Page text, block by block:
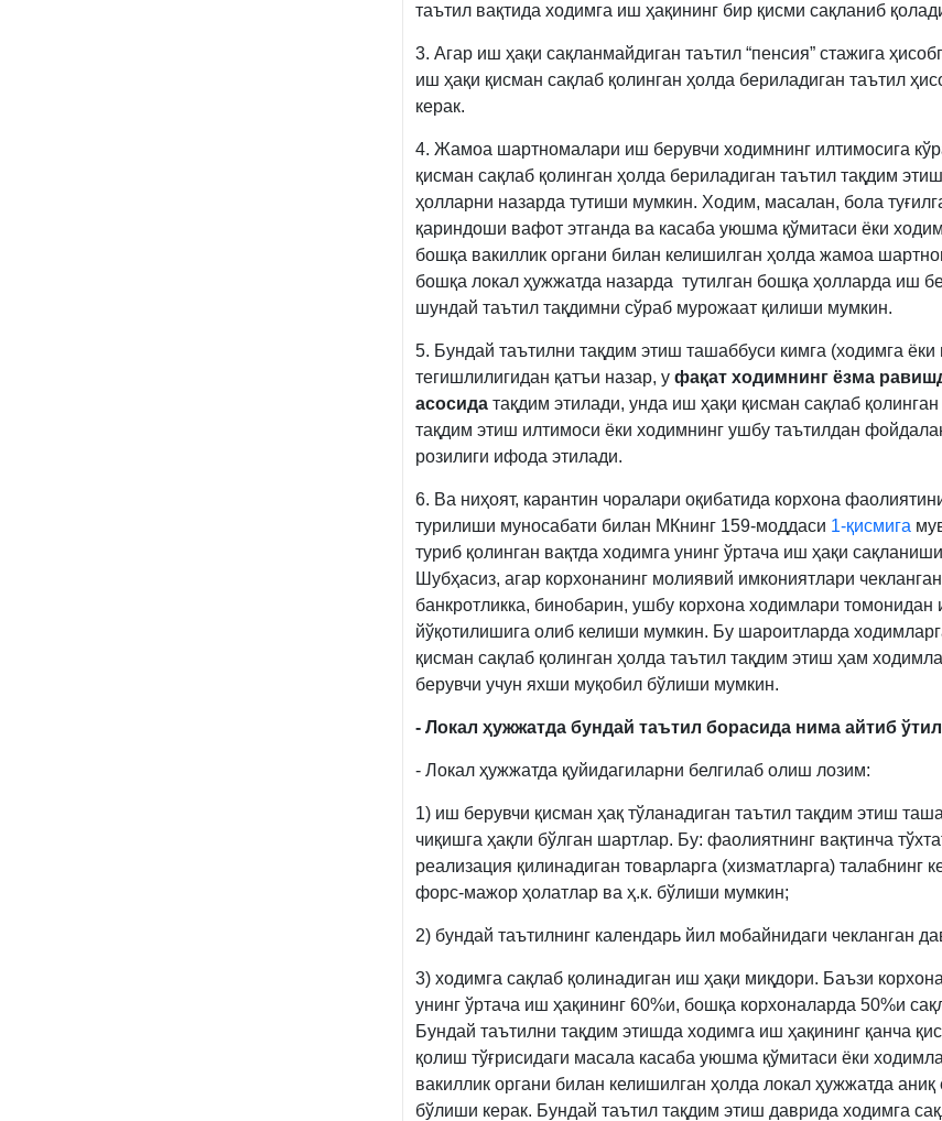
таътил вақтида ходимга иш ҳақининг бир қисми сақланиб
3. Агар иш ҳақи сақланмайдиган таътил “пенсия” стажига
иш ҳақи қисман сақлаб қолинган ҳолда бериладиган таътил
керак.
4. Жамоа шартномалари иш берувчи ходимнинг илтимосига
қисман сақлаб қолинган ҳолда бериладиган таътил тақдим
ҳолларни назарда тутиши мумкин. Ходим, масалан, бола
қариндоши вафот этганда ва касаба уюшма қўмитаси ёки
бошқа вакиллик органи билан келишилган ҳолда жамоа
бошқа локал ҳужжатда назарда тутилган бошқа ҳолларда иш
шундай таътил тақдимни сўраб мурожаат қилиши мумкин.
5. Бундай таътилни тақдим этиш ташаббуси кимга (ходимга ёки
тегишлилигидан қатъи назар, у фақат ходимнинг ёзма
асосидатақдим этилади, унда иш ҳақи қисман сақлаб
тақдим этиш илтимоси ёки ходимнинг ушбу таътилдан
розилиги ифода этилади.
6. Ва ниҳоят, карантин чоралари оқибатида корхона
турилиши муносабати билан МКнинг 159-моддаси 1-қисмига
туриб қолинган вақтда ходимга унинг ўртача иш ҳақи
Шубҳасиз, агар корхонанинг молиявий имкониятлари
банкротликка, бинобарин, ушбу корхона ходимлари томонидан
йўқотилишига олиб келиши мумкин. Бу шароитларда
қисман сақлаб қолинган ҳолда таътил тақдим этиш ҳам
берувчи учун яхши муқобил бўлиши мумкин.
- Локал ҳужжатда бундай таътил борасида нима айтиб
- Локал ҳужжатда қуйидагиларни белгилаб олиш лозим:
1) иш берувчи қисман ҳақ тўланадиган таътил тақдим этиш
чиқишга ҳақли бўлган шартлар. Бу: фаолиятнинг вақтинча
реализация қилинадиган товарларга (хизматларга) талабнинг
форс-мажор ҳолатлар ва ҳ.к. бўлиши мумкин;
2) бундай таътилнинг календарь йил мобайнидаги чекланган
3) ходимга сақлаб қолинадиган иш ҳақи миқдори. Баъзи
унинг ўртача иш ҳақининг 60%и, бошқа корхоналарда 50%и
Бундай таътилни тақдим этишда ходимга иш ҳақининг қанча
қолиш тўғрисидаги масала касаба уюшма қўмитаси ёки
вакиллик органи билан келишилган ҳолда локал ҳужжатда аниқ
бўлиши керак. Бундай таътил тақдим этиш даврида ходимга